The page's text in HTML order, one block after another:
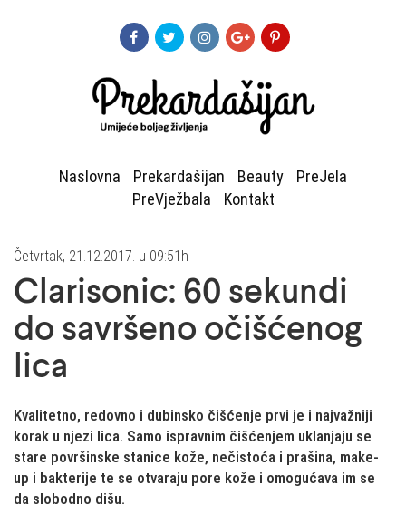
Naslovna Prekardašijan Beauty
PreJela
PreVježbala
Kontakt
Četvrtak, 21.12.2017. u 09:51h
Clarisonic: 60 sekundi
do savršeno očišćenog
lica
Kvalitetno, redovno i dubinsko čišćenje prvi je i najvažniji
korak u njezi lica. Samo ispravnim čišćenjem uklanjaju se
stare površinske stanice kože, nečistoća i prašina, make-
up i bakterije te se otvaraju pore kože i omogućava im se
da slobodno dišu.